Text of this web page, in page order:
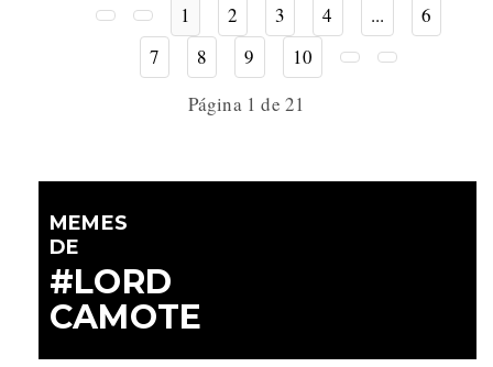
1 2 3 4 ...
6
7
8 9
10
Página 1 de 21
MEMES
DE
#LORD
CAMOTE